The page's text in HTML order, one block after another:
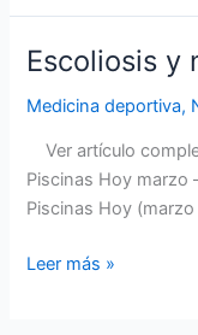
natación
terapéutica
Escoliosis y
Medicina deportiva,
Ver artículo
Piscinas Hoy marzo
Piscinas Hoy
Escoliosis
Leer más »